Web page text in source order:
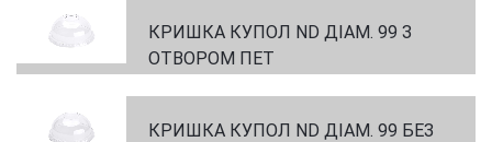
КРИШКА КУПОЛ ND ДІАМ. 99 З
ОТВОРОМ ПЕТ
КРИШКА КУПОЛ ND ДІАМ. 99 БЕЗ